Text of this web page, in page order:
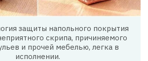
защиты напольного покрытия
скрипа, причиняемого
и прочей мебелью, легка в
исполнении.